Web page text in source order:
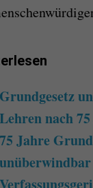
Grundgesetz
Lehren nach
75 Jahre
unüberwindbar